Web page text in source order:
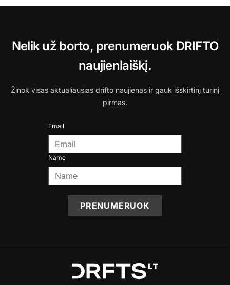
Nelik už borto, prenumeruok DRIFTO
naujienlaiškį.
Žinok visas aktualiausias drifto naujienas ir gauk išskirtinį turinį
pirmas.
Email
Name
PRENUMERUOK